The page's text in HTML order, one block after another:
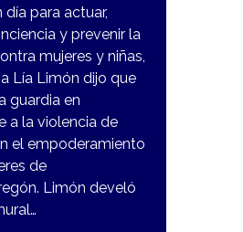
día para actuar,
y prevenir la
mujeres y niñas,
Lía Limón dijo que
guardia en
a la violencia de
el empoderamiento
de
Limón develó